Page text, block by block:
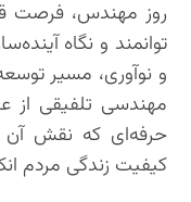
روز مهندس، فرصت
توانمند و نگاه
و نوآوری، مسیر
مهندسی تلفیقی از
حرفه‌ای که نقش آن
کیفیت زندگی مردم